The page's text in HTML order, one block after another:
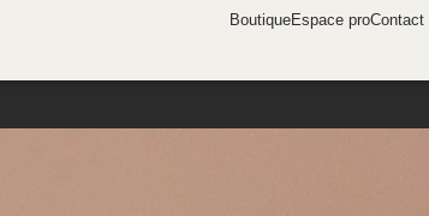
BoutiqueEspace proContact